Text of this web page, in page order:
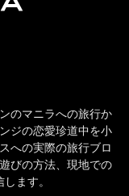
のマニラへの旅行か
ジの恋愛珍道中を小
への実際の旅行ブロ
びの方法、現地での
ます。